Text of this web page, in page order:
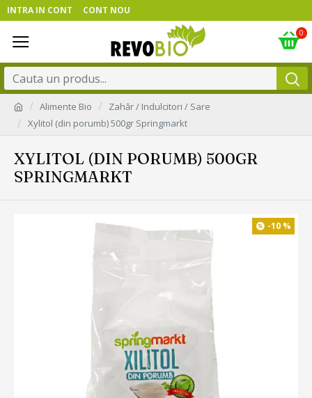
INTRA IN CONT CONT NOU
0
Alimente Bio
Zahăr / Indulcitori / Sare
Xylitol (din porumb) 500gr Springmarkt
XYLITOL (DIN PORUMB) 500GR
SPRINGMARKT
-10 %